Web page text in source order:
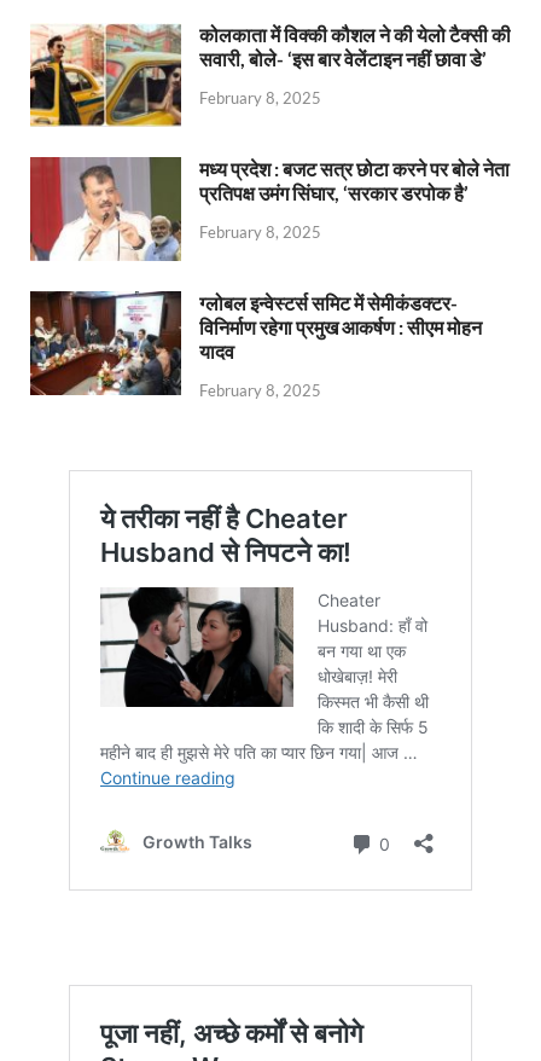
कोलकाता में विक्की कौशल ने की येलो टैक्सी की
सवारी, बोले- ‘इस बार वेलेंटाइन नहीं छावा डे’
February 8, 2025
मध्य प्रदेश : बजट सत्र छोटा करने पर बोले नेता
प्रतिपक्ष उमंग सिंघार, ‘सरकार डरपोक है’
February 8, 2025
ग्लोबल इन्वेस्टर्स समिट में सेमीकंडक्टर-
विनिर्माण रहेगा प्रमुख आकर्षण : सीएम मोहन
यादव
February 8, 2025